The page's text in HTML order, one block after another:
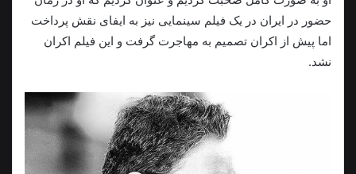
حضور در ایران در یک فیلم سینمایی نیز به ایفای نقش پرداخت
اما پیش از اکران تصميم به مهاجرت گرفت و این فیلم اکران
نشد.